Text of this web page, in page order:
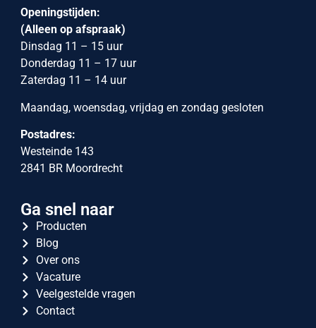
Openingstijden:
(Alleen op afspraak)
Dinsdag 11 – 15 uur
Donderdag 11 – 17 uur
Zaterdag 11 – 14 uur
Maandag, woensdag, vrijdag en zondag gesloten
Postadres:
Westeinde 143
2841 BR Moordrecht
Ga snel naar
Producten
Blog
Over ons
Vacature
Veelgestelde vragen
Contact